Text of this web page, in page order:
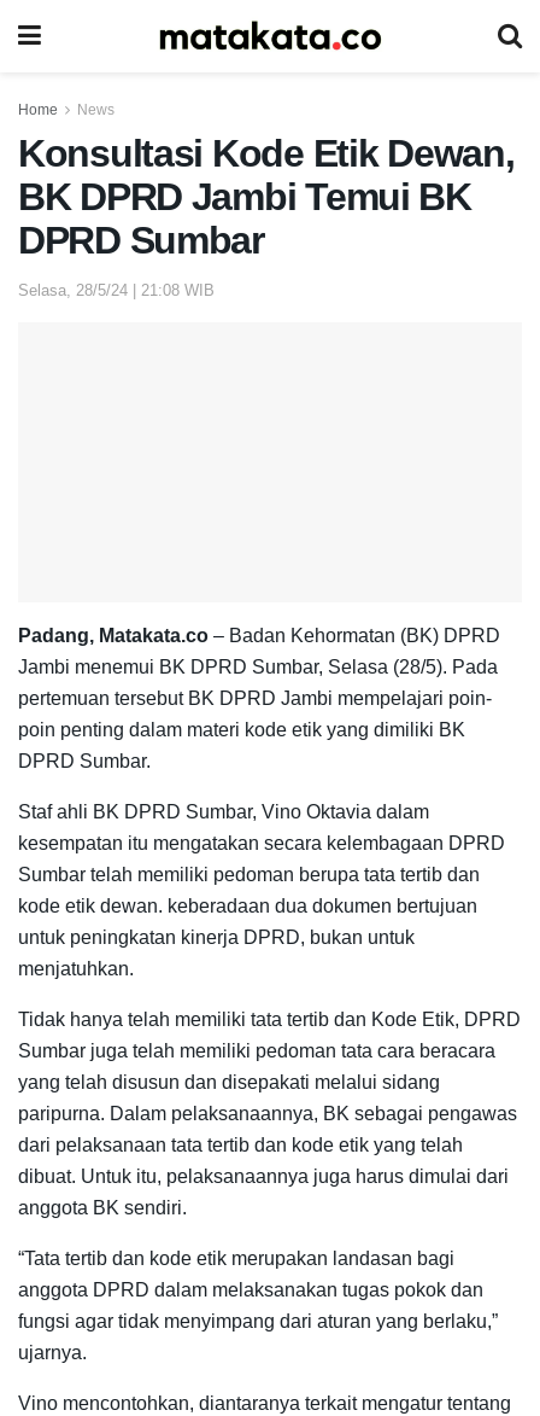
Home News
Konsultasi Kode Etik Dewan,
BK DPRD Jambi Temui BK
DPRD Sumbar
Selasa, 28/5/24 | 21:08 WIB
Padang, Matakata.co – Badan Kehormatan (BK) DPRD
Jambi menemui BK DPRD Sumbar, Selasa (28/5). Pada
pertemuan tersebut BK DPRD Jambi mempelajari poin-
poin penting dalam materi kode etik yang dimiliki BK
DPRD Sumbar.
Staf ahli BK DPRD Sumbar, Vino Oktavia dalam
kesempatan itu mengatakan secara kelembagaan DPRD
Sumbar telah memiliki pedoman berupa tata tertib dan
kode etik dewan. keberadaan dua dokumen bertujuan
untuk peningkatan kinerja DPRD, bukan untuk
menjatuhkan.
Tidak hanya telah memiliki tata tertib dan Kode Etik, DPRD
Sumbar juga telah memiliki pedoman tata cara beracara
yang telah disusun dan disepakati melalui sidang
paripurna. Dalam pelaksanaannya, BK sebagai pengawas
dari pelaksanaan tata tertib dan kode etik yang telah
dibuat. Untuk itu, pelaksanaannya juga harus dimulai dari
anggota BK sendiri.
“Tata tertib dan kode etik merupakan landasan bagi
anggota DPRD dalam melaksanakan tugas pokok dan
fungsi agar tidak menyimpang dari aturan yang berlaku,”
ujarnya.
Vino mencontohkan, diantaranya terkait mengatur tentang